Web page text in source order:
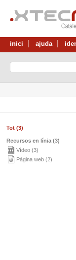
inici ajuda
Tot (3)
Recursos en línia (3)
Vídeo (3)
Pàgina web (2)